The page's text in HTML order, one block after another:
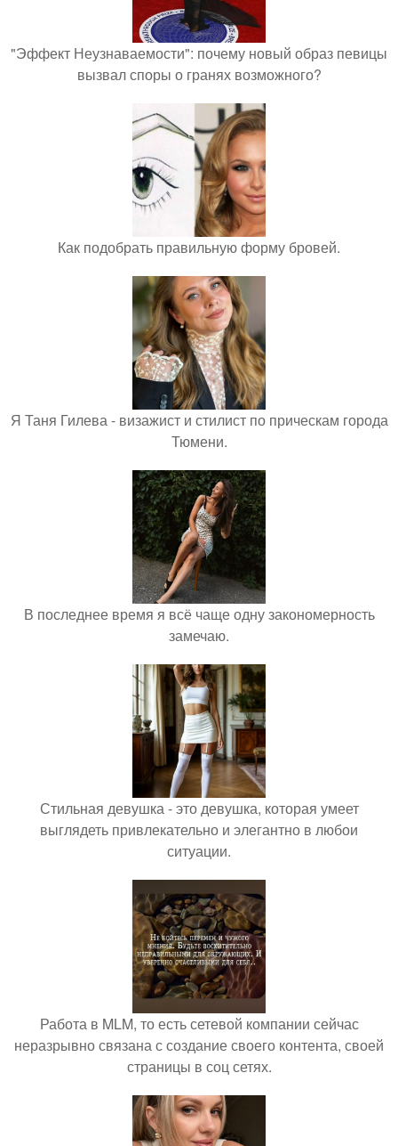
"Эффект Неузнаваемости": почему новый образ певицы
вызвал споры о гранях возможного?
Как подобрать правильную форму бровей.
Я Таня Гилева - визажист и стилист по прическам города
Тюмени.
В последнее время я всё чаще одну закономерность
замечаю.
Стильная девушка - это девушка, которая умеет
выглядеть привлекательно и элегантно в любои
ситуации.
Работа в MLM, то есть сетевой компании сейчас
неразрывно связана с создание своего контента, своей
страницы в соц сетях.